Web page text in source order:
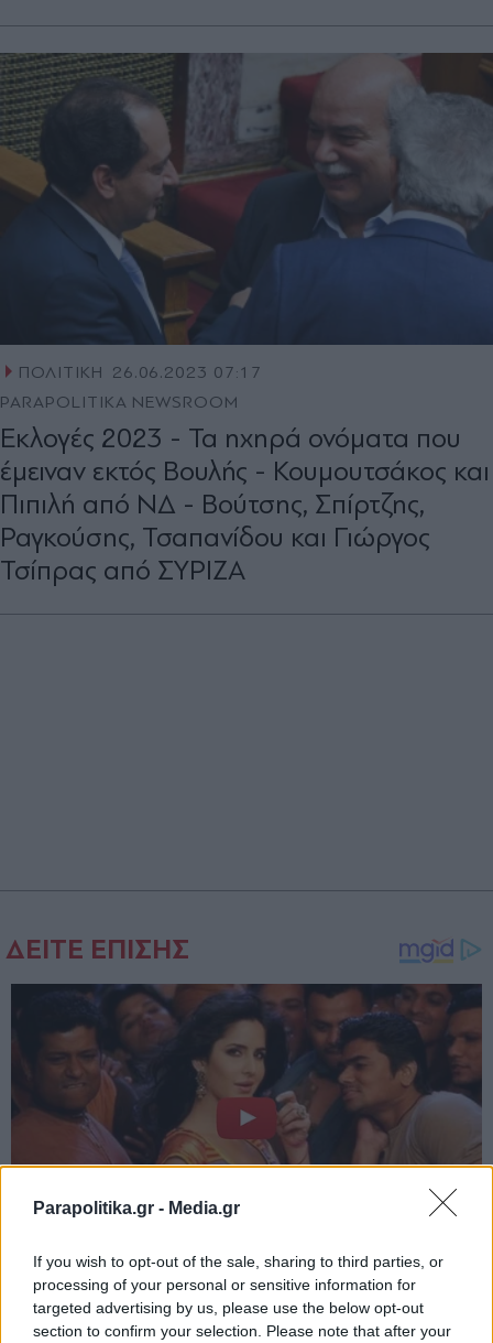
Parapolitika.gr - Media.gr
If you wish to opt-out of the sale, sharing to third parties, or
processing of your personal or sensitive information for
targeted advertising by us, please use the below opt-out
section to confirm your selection. Please note that after your
ΠΟΛΙΤΙΚΗ
26.06.2023 07:17
PARAPOLITIKA NEWSROOM
Εκλογές 2023 - Τα ηχηρά ονόματα που
έμειναν εκτός Βουλής - Κουμουτσάκος και
Πιπιλή από ΝΔ - Βούτσης, Σπίρτζης,
Ραγκούσης, Τσαπανίδου και Γιώργος
Τσίπρας από ΣΥΡΙΖΑ